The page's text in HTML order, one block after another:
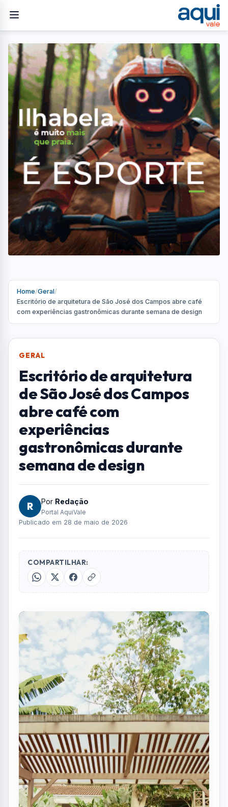
Home/Geral/
Escritório de arquitetura de São José dos Campos abre café
com experiências gastronômicas durante semana de design
GERAL
Escritório de arquitetura
de São José dos Campos
abre café com
experiências
gastronômicas durante
semana de design
R Por Redação
Portal AquiVale
Publicado em 28 de maio de 2026
COMPARTILHAR: